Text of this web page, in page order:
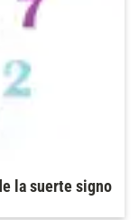
la suerte signo